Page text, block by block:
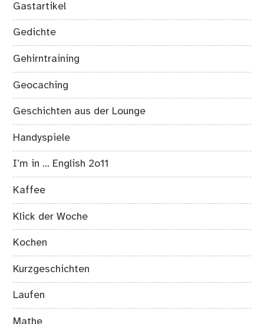
Gastartikel
Gedichte
Gehirntraining
Geocaching
Geschichten aus der Lounge
Handyspiele
I’m in … English 2o11
Kaffee
Klick der Woche
Kochen
Kurzgeschichten
Laufen
Mathe